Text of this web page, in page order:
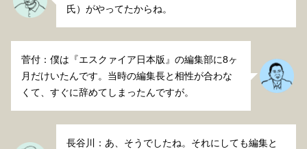
氏）がやってたからね。
菅付：僕は『エスクァイア日本版』の編集部に8ヶ
月だけいたんです。当時の編集長と相性が合わな
くて、すぐに辞めてしまったんですが。
長谷川：あ、そうでしたね。それにしても編集と